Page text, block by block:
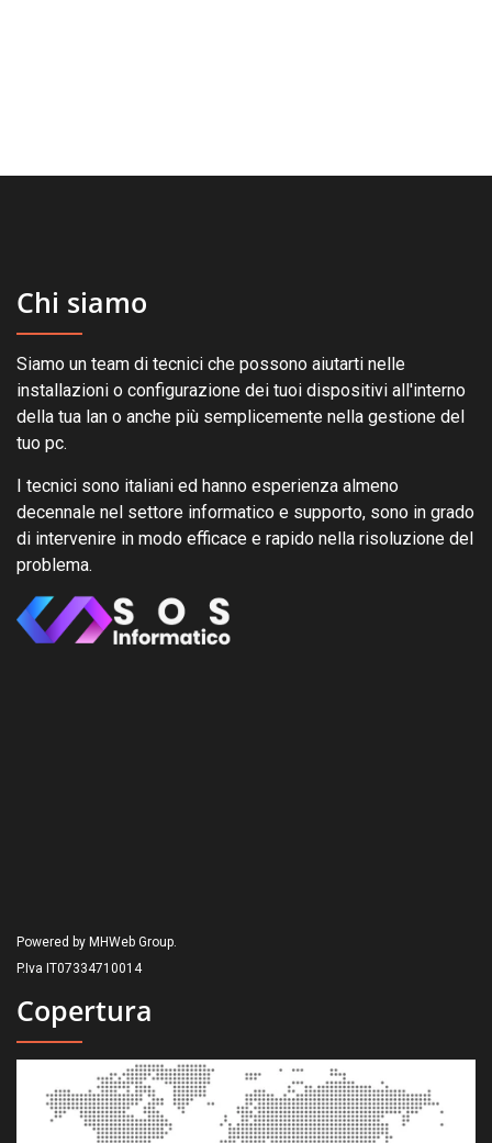
Chi siamo
Siamo un team di tecnici che possono aiutarti nelle
installazioni o configurazione dei tuoi dispositivi all'interno
della tua lan o anche più semplicemente nella gestione del
tuo pc.
I tecnici sono italiani ed hanno esperienza almeno
decennale nel settore informatico e supporto, sono in grado
di intervenire in modo efficace e rapido nella risoluzione del
problema.
Powered by MHWeb Group.
P.Iva IT07334710014
Copertura